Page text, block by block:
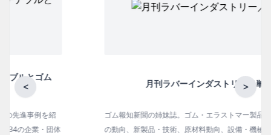
< >
月刊ラバーインダストリー／単品
ゴム報知新聞の姉妹誌。ゴム・エラストマー製品・市場分野別
の動向、新製品・技術、原材料動向、設備・機械の紹介、イン